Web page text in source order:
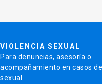
VIOLENCIA SEXUAL
Para denuncias, asesoría o
acompañamiento en casos
sexual